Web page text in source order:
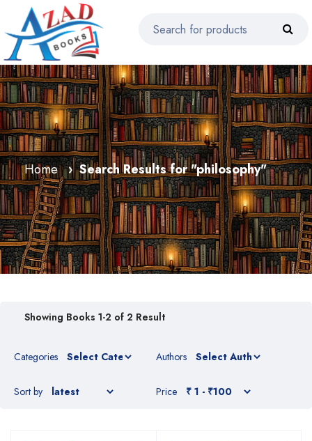
Home Search Results for "philosophy"
Showing Books 1-2 of 2 Result
Categories Authors
Sort by Price